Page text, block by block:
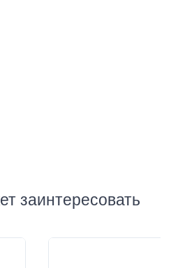
заинтересовать